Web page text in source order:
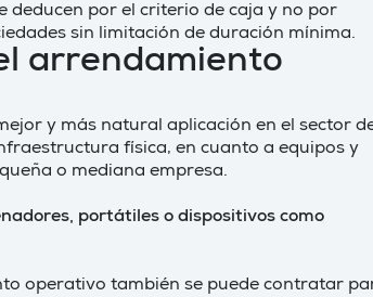
por el criterio de caja y no por
sin limitación de duración mínima.
arrendamiento
y más natural aplicación en el sector
física, en cuanto a equipos y
o mediana empresa.
portátiles o dispositivos como
operativo también se puede contratar